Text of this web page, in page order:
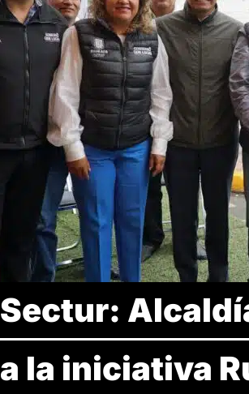
Sectur:
a la iniciativa